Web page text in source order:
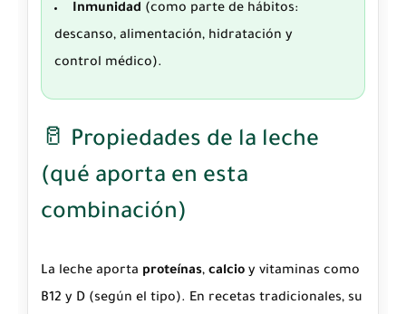
Inmunidad (como parte de hábitos:
descanso, alimentación, hidratación y
control médico).
🥛 Propiedades de la leche
(qué aporta en esta
combinación)
La leche aporta proteínas, calcio y vitaminas como
B12 y D (según el tipo). En recetas tradicionales, su